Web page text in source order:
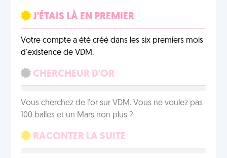
J'ÉTAIS LÀ EN PREMIER
Votre compte a été créé dans les six premiers mois
d'existence de VDM.
CHERCHEUR D'OR
Vous cherchez de l'or sur VDM. Vous ne voulez pas
100 balles et un Mars non plus ?
RACONTER LA SUITE